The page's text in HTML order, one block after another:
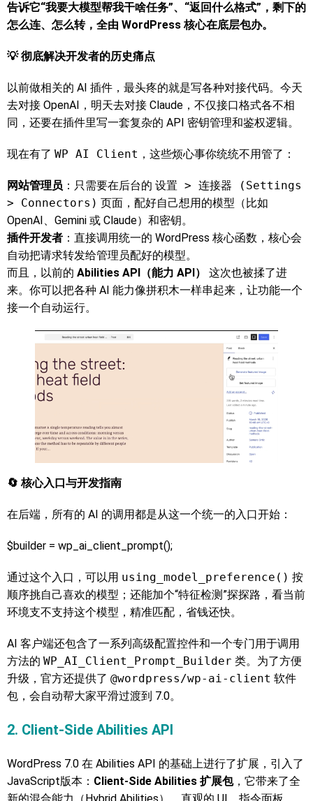
告诉它“我要大模型帮我干啥任务”、“返回什么格式”，剩下的
怎么连、怎么转，全由 WordPress 核心在底层包办。
💡 彻底解决开发者的历史痛点
以前做相关的 AI 插件，最头疼的就是写各种对接代码。今天
去对接 OpenAI，明天去对接 Claude，不仅接口格式各不相
同，还要在插件里写一套复杂的 API 密钥管理和鉴权逻辑。
现在有了 WP AI Client ，这些烦心事你统统不用管了：
网站管理员 ：只需要在后台的 设置 > 连接器 (Settings
> Connectors) 页面，配好自己想用的模型（比如
OpenAI、Gemini 或 Claude）和密钥。
插件开发者 ：直接调用统一的 WordPress 核心函数，核心会
自动把请求转发给管理员配好的模型。
而且，以前的 Abilities API（能力 API）
这次也被揉了进
来。你可以把各种 AI 能力像拼积木一样串起来，让功能一个
接一个自动运行。
🔄 核心入口与开发指南
在后端，所有的 AI 的调用都是从这一个统一的入口开始：
$builder = wp_ai_client_prompt();
通过这个入口，可以用 using_model_preference() 按
顺序挑自己喜欢的模型；还能加个“特征检测”探探路，看当前
环境支不支持这个模型，精准匹配，省钱还快。
AI 客户端还包含了一系列高级配置控件和一个专门用于调用
方法的 WP_AI_Client_Prompt_Builder 类。为了方便
升级，官方还提供了 @wordpress/wp-ai-client 软件
包，会自动帮大家平滑过渡到 7.0。
2. Client-Side Abilities API
WordPress 7.0 在 Abilities API 的基础上进行了扩展，引入了
JavaScript版本： Client-Side Abilities 扩展包，它带来了全